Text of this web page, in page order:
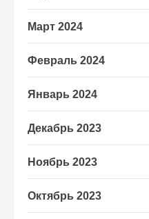
Март 2024
Февраль 2024
Январь 2024
Декабрь 2023
Ноябрь 2023
Октябрь 2023